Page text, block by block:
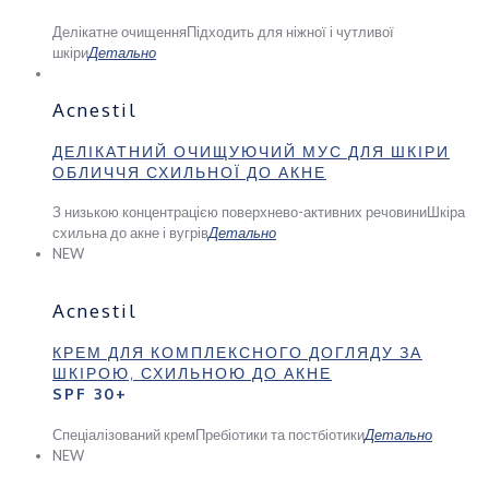
Делікатне очищенняПідходить для ніжної і чутливої
шкіриДетально
Acnestil
ДЕЛІКАТНИЙ ОЧИЩУЮЧИЙ МУС ДЛЯ ШКІРИ
ОБЛИЧЧЯ СХИЛЬНОЇ ДО АКНЕ
З низькою концентрацією поверхнево-активних речовиниШкіра
схильна до акне і вугрівДетально
NEW
Acnestil
КРЕМ ДЛЯ КОМПЛЕКСНОГО ДОГЛЯДУ ЗА
ШКІРОЮ, СХИЛЬНОЮ ДО АКНЕ
SPF 30+
Спеціалізований кремПребіотики та постбіотикиДетально
NEW